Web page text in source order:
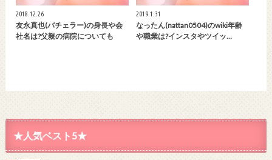
2018.12.26
友永真也(バチェラー)の身長や会
社名は?父親の病院についても
2019.1.31
なったん(nattan0504)のwiki年齢
や職業は?インスタやツイッ…
★人気ベスト5★